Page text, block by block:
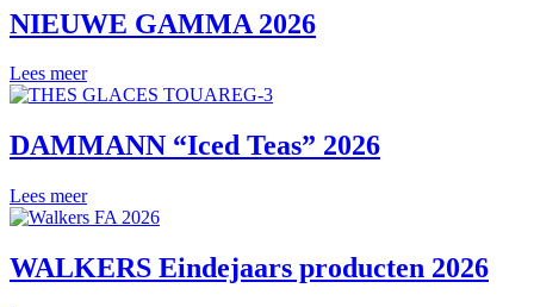
NIEUWE GAMMA 2026
Lees meer
DAMMANN “Iced Teas” 2026
Lees meer
WALKERS Eindejaars producten 2026